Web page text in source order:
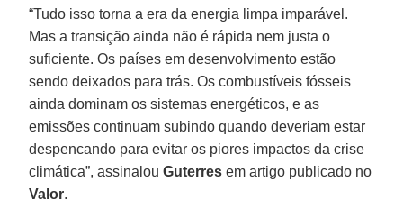
“Tudo isso torna a era da energia limpa imparável.
Mas a transição ainda não é rápida nem justa o
suficiente. Os países em desenvolvimento estão
sendo deixados para trás. Os combustíveis fósseis
ainda dominam os sistemas energéticos, e as
emissões continuam subindo quando deveriam estar
despencando para evitar os piores impactos da crise
climática”, assinalouGuterres em artigo publicado no
Valor.